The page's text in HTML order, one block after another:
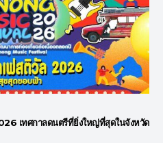
เทศกาลดนตรีที่ยิ่งใหญ่ที่สุดในจังหวัด